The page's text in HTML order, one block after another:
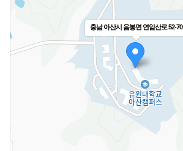
충남 아산시 음봉면 연암산로 52-70